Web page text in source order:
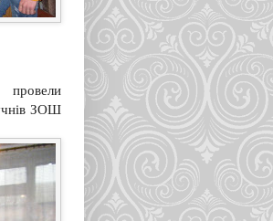
провели
ЗОШ